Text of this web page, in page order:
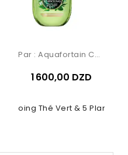
Thé Vert & 5 Plantes –...
Par : Aquafortain Cosmetics
1 600,00 DZD